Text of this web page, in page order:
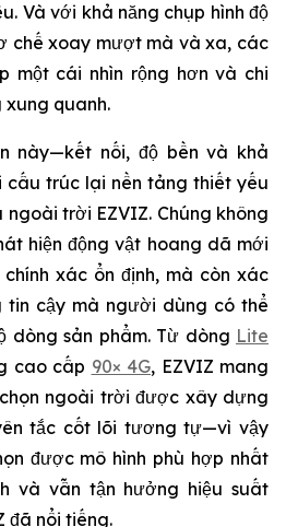
Và với khả năng chụp hình độ
chế xoay mượt mà và xa, các
một cái nhìn rộng hơn và chi
quanh.
này—kết nối, độ bền và khả
trúc lại nền tảng thiết yếu
trời EZVIZ. Chúng không
hiện động vật hoang dã mới
xác ổn định, mà còn xác
tin cậy mà người dùng có thể
dòng sản phẩm. Từ dòng Lite
cao cấp 90× 4G, EZVIZ mang
ngoài trời được xây dựng
tắc cốt lõi tương tự—vì vậy
được mô hình phù hợp nhất
và vẫn tận hưởng hiệu suất
đã nổi tiếng.